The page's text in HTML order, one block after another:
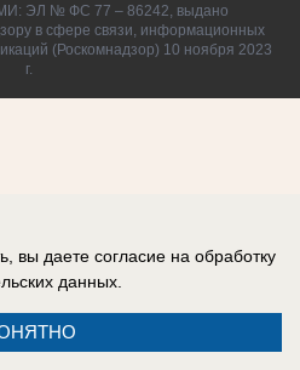
ЭЛ № ФС 77 – 86242, выдано
в сфере связи, информационных
(Роскомнадзор) 10 ноября 2023
г.
вы даете согласие на обработку
данных.